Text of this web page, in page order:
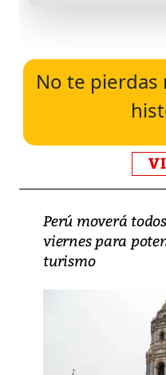
No te
Perú moverá
viernes para
turismo